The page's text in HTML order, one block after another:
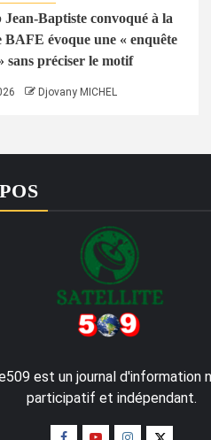
Jean-Baptiste convoqué à la
BAFE évoque une « enquête
sans préciser le motif
Djovany MICHEL
est un journal d'information
participatif et indépendant.